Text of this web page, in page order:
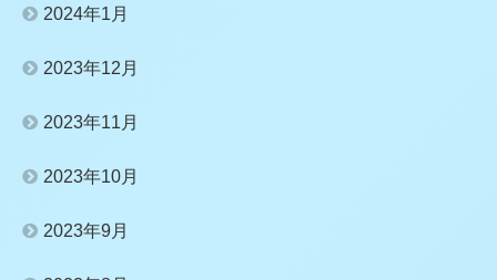
2024年1月
2023年12月
2023年11月
2023年10月
2023年9月